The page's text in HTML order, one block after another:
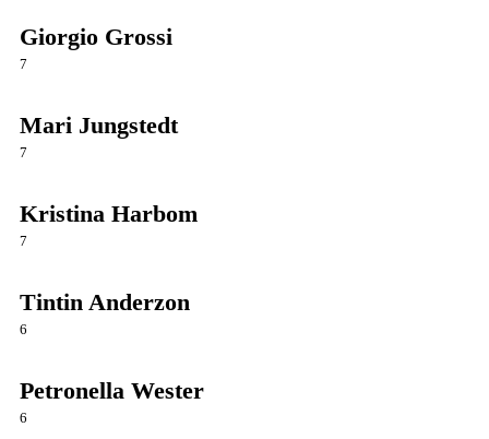
Giorgio Grossi
7
Mari Jungstedt
7
Kristina Harbom
7
Tintin Anderzon
6
Petronella Wester
6